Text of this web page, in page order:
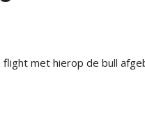
met hierop de bull